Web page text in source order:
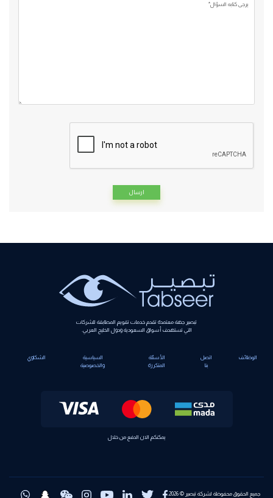
يرجي كتابه السؤال*
تبصير جهة معتمدة تقدم خدمات تقويم المطابقة للشركات
التي تستهدف أسواق السعودية ودول الخليج العربي.
الوظائف
اتصل
الأسئلة
المتكررة
السياسية
والخصوصية
الشكاوي
يمكنكم الان الدفع من خلال
جميع الحقوق محفوظة لشركة تبصير © 2026.